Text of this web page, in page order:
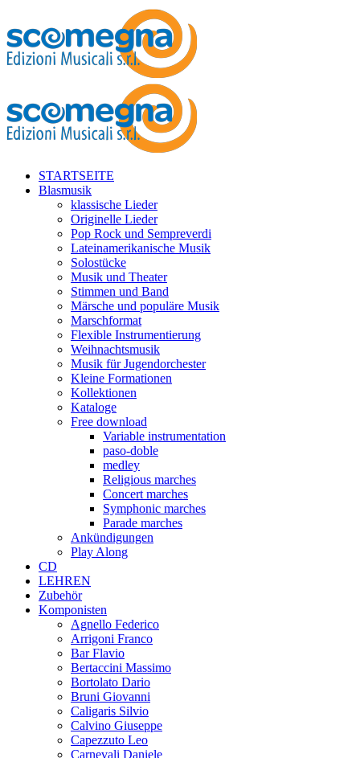
STARTSEITE
Blasmusik
klassische Lieder
Originelle Lieder
Pop Rock und Sempreverdi
Lateinamerikanische Musik
Solostücke
Musik und Theater
Stimmen und Band
Märsche und populäre Musik
Marschformat
Flexible Instrumentierung
Weihnachtsmusik
Musik für Jugendorchester
Kleine Formationen
Kollektionen
Kataloge
Free download
Variable instrumentation
paso-doble
medley
Religious marches
Concert marches
Symphonic marches
Parade marches
Ankündigungen
Play Along
CD
LEHREN
Zubehör
Komponisten
Agnello Federico
Arrigoni Franco
Bar Flavio
Bertaccini Massimo
Bortolato Dario
Bruni Giovanni
Caligaris Silvio
Calvino Giuseppe
Capezzuto Leo
Carnevali Daniele